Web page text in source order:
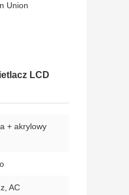
Union
LCD
+ akrylowy
AC